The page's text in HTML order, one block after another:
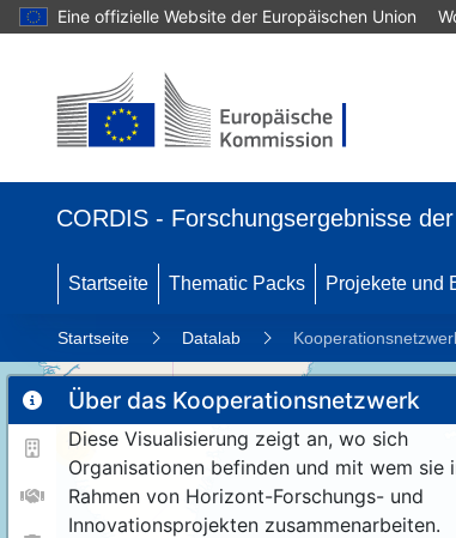
Eine offizielle Website der Europäischen Union
CORDIS - Forschungsergebnisse
Startseite Thematic Packs Projekete und
Startseite Datalab
Über das Kooperationsnetzwerk
Diese Visualisierung zeigt an, wo sich
Organisationen befinden und mit wem sie
Rahmen von Horizont-Forschungs- und
Innovationsprojekten zusammenarbeiten.
11